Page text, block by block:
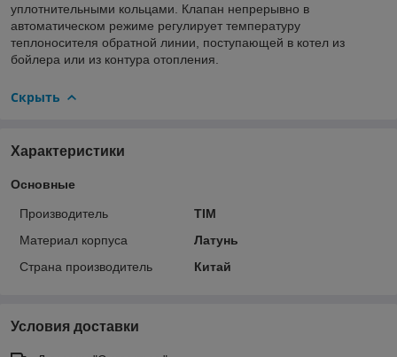
уплотнительными кольцами. Клапан непрерывно в
автоматическом режиме регулирует температуру
теплоносителя обратной линии, поступающей в котел из
бойлера или из контура отопления.
Скрыть
Характеристики
Основные
Производитель
TIM
Материал корпуса
Латунь
Страна производитель
Китай
Условия доставки